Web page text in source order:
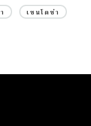
เซนโตซ่า